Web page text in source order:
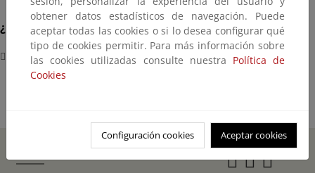
¿Dónde?
Senado
obtener datos estadísticos de navegación. Puede
aceptar todas las cookies o si lo desea configurar qué
tipo de cookies permitir. Para más información sobre
las cookies utilizadas consulte nuestra Política de
Cookies
Configuración cookies Aceptar cookies